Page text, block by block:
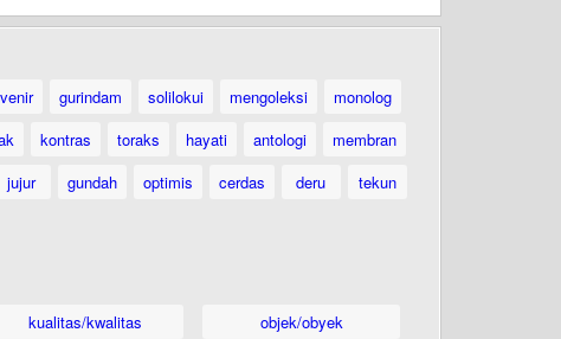
gurindam solilokui mengoleksi
monolog
kontras toraks hayati antologi
membran
jujur gundah optimis cerdas deru
tekun
kualitas/kwalitas
objek/obyek